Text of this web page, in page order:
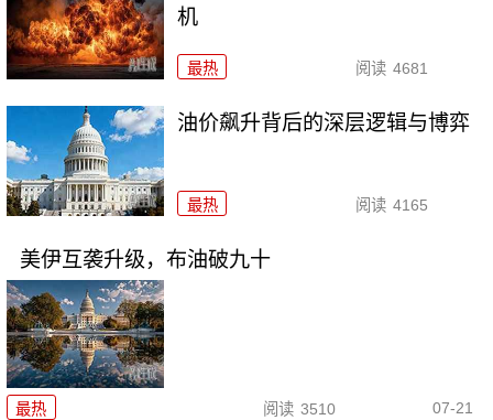
机
最热 阅读 4681
油价飙升背后的深层逻辑与博弈
最热 阅读 4165
美伊互袭升级，布油破九十
最热 阅读 3510 07-21